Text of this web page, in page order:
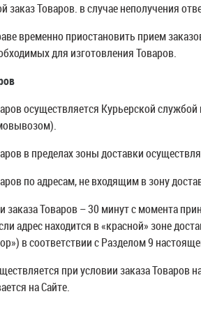
заказ Товаров. в случае неполучения
временно приостановить прием
для изготовления Товаров.
осуществляется Курьерской
в пределах зоны доставки
по адресам, не входящим в зону
заказа Товаров – 30 минут с момента
адрес находится в «красной» зоне
в соответствии с Разделом 9
при условии заказа
на Сайте.